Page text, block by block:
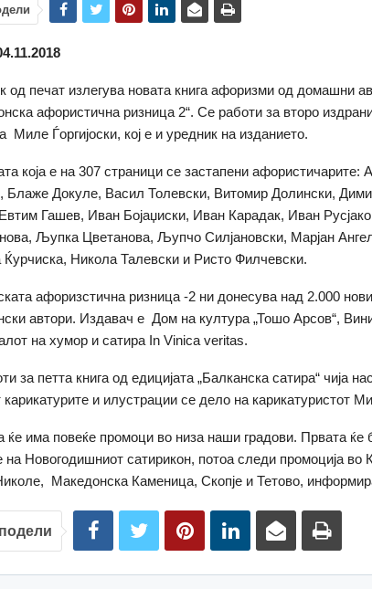
од печат излегува новата книга афоризми од домашни
афористична ризница 2“. Се работи за второ
Миле Ѓоргијоски, кој е и уредник на изданието.
која е на 307 страници се застапени афористичарите:
Блаже Докуле, Васил Толевски, Витомир Долински,
Гашев, Иван Бојаџиски, Иван Карадак, Иван
Љупка Цветанова, Љупчо Силјановски, Марјан
Никола Талевски и Ристо Филчевски.
афоризстична ризница -2 ни донесува над 2.000
автори. Издавач е Дом на култура „Тошо Арсов“,
на хумор и сатира In Vinica veritas.
за петта книга од едицијата „Балканска сатира“ чија
карикатурите и илустрации се дело на карикатуристот
ќе има повеќе промоци во низа наши градови. Првата
на Новогодишниот сатирикон, потоа следи промоција во
Македонска Каменица, Скопје и Тетово,